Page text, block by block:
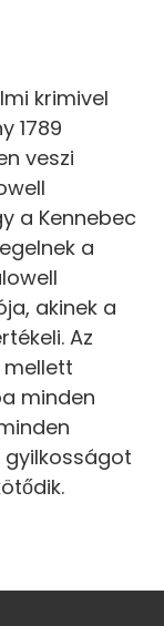
krimivel
1789
veszi
a Kennebec
a
akinek a
Az
minden
gyilkosságot